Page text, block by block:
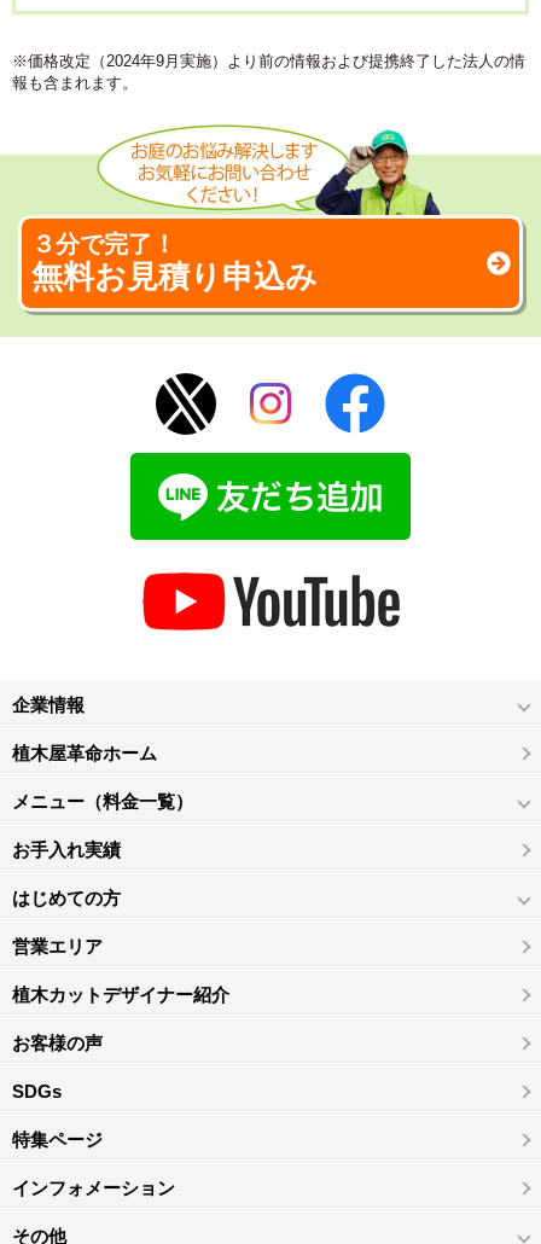
※価格改定（2024年9月実施）より前の情報および提携終了した法人の情
報も含まれます。
３分で完了！
無料お見積り申込み
企業情報
植木屋革命ホーム
メニュー（料金一覧）
お手入れ実績
はじめての方
営業エリア
植木カットデザイナー紹介
お客様の声
SDGs
特集ページ
インフォメーション
その他